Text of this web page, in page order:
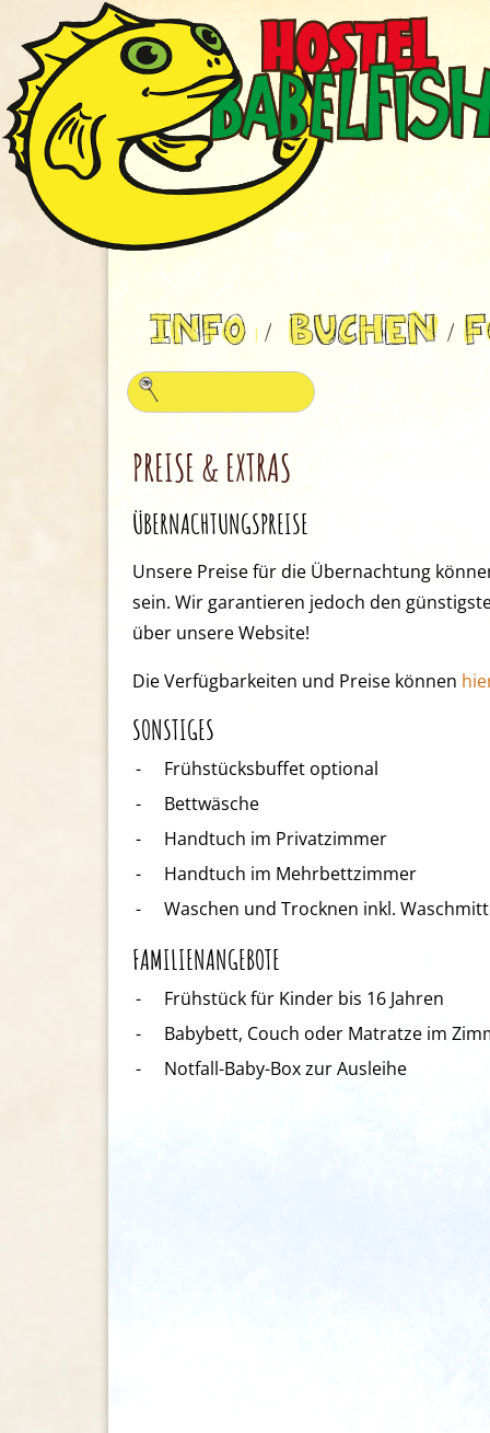
PREISE & EXTRAS
ÜBERNACHTUNGSPREISE
Unsere Preise für die Übernachtung
sein. Wir garantieren jedoch den
über unsere Website!
Die Verfügbarkeiten und Preise können
SONSTIGES
-
Frühstücksbuffet optional
-
Bettwäsche
-
Handtuch im Privatzimmer
-
Handtuch im Mehrbettzimmer
-
Waschen und Trocknen inkl.
FAMILIENANGEBOTE
-
Frühstück für Kinder bis 16 Jahren
-
Babybett, Couch oder Matratze im
-
Notfall-Baby-Box zur Ausleihe